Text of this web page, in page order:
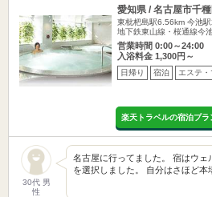
愛知県 / 名古屋市千
東枇杷島駅6.56km 今池
地下鉄東山線・桜通線今
営業時間 0:00～24:00
入浴料金 1,300円～
日帰り 宿泊 エステ
楽天トラベルの宿泊プラ
30代 男
性
名古屋に行ってました。 宿はウ
を選択しました。 自分はさほど本